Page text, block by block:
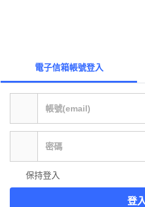
電子信箱帳號登入
保持登入
登